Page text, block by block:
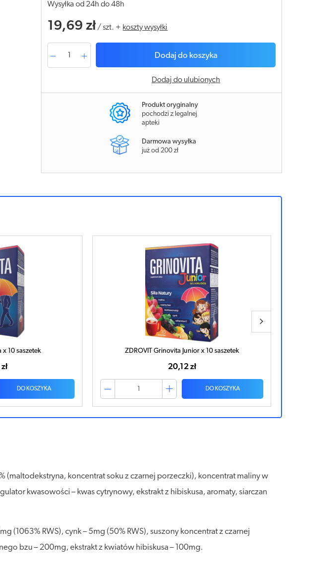
Wysyłka od 24h do 48h
19,69 zł /szt. + koszty wysyłki
Dodaj do koszyka
Dodaj do ulubionych
Produkt oryginalny
pochodzi z legalnej
apteki
Darmowa wysyłka
już od 200 zł
x 10 saszetek
DO KOSZYKA
ZDROVIT Grinovita Junior x 10 saszetek
20,12 zł
DO KOSZYKA
(maltodekstryna, koncentrat soku z czarnej porzeczki), koncentrat maliny w
kwasowości – kwas cytrynowy, ekstrakt z hibiskusa, aromaty, siarczan
(1063% RWS), cynk – 5mg (50% RWS), suszony koncentrat z czarnej
bzu – 200mg, ekstrakt z kwiatów hibiskusa – 100mg.